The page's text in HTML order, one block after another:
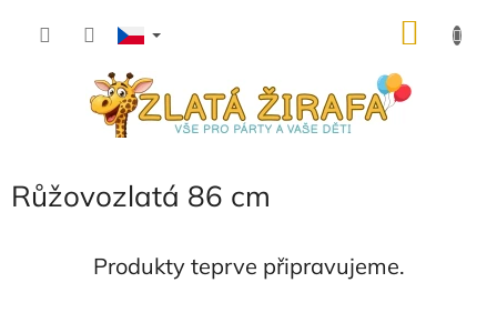
Růžovozlatá 86 cm
Produkty teprve připravujeme.